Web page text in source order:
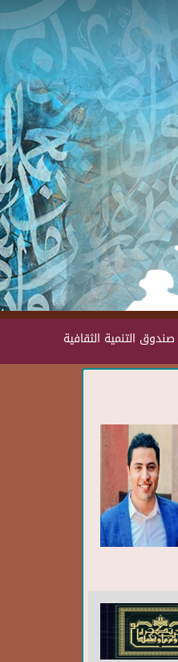
Skip to main content
صندوق التنمية الثقافية